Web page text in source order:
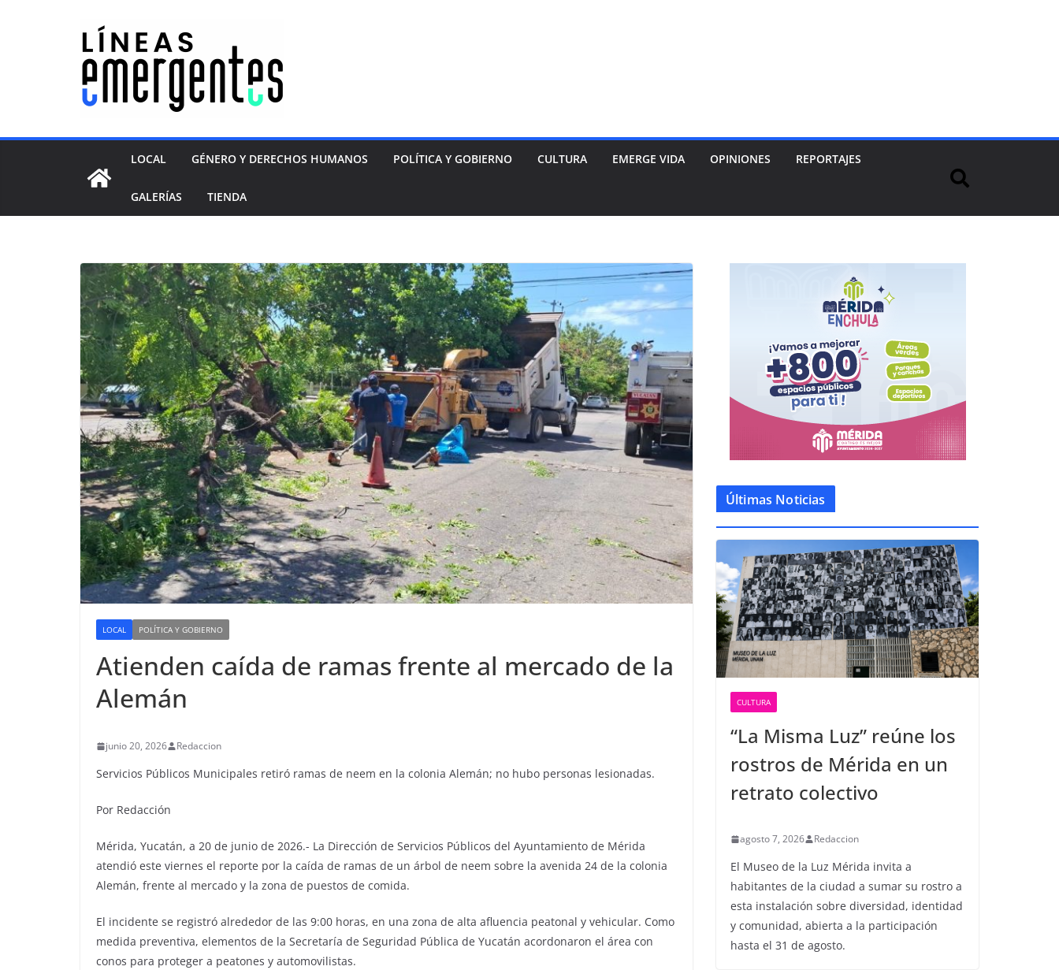
LOCAL GÉNERO Y DERECHOS HUMANOS POLÍTICA Y GOBIERNO CULTURA EMERGE VIDA OPINIONES REPORTAJES
GALERÍAS TIENDA
LOCAL POLÍTICA Y GOBIERNO
Atienden caída de ramas frente al mercado de la
Alemán
junio 20, 2026 Redaccion
Servicios Públicos Municipales retiró ramas de neem en la colonia Alemán; no hubo personas lesionadas.
Por Redacción
Mérida, Yucatán, a 20 de junio de 2026.- La Dirección de Servicios Públicos del Ayuntamiento de Mérida
atendió este viernes el reporte por la caída de ramas de un árbol de neem sobre la avenida 24 de la colonia
Alemán, frente al mercado y la zona de puestos de comida.
El incidente se registró alrededor de las 9:00 horas, en una zona de alta afluencia peatonal y vehicular. Como
medida preventiva, elementos de la Secretaría de Seguridad Pública de Yucatán acordonaron el área con
conos para proteger a peatones y automovilistas.
Últimas Noticias
CULTURA
“La Misma Luz” reúne los
rostros de Mérida en un
retrato colectivo
agosto 7, 2026 Redaccion
El Museo de la Luz Mérida invita a
habitantes de la ciudad a sumar su rostro a
esta instalación sobre diversidad, identidad
y comunidad, abierta a la participación
hasta el 31 de agosto.